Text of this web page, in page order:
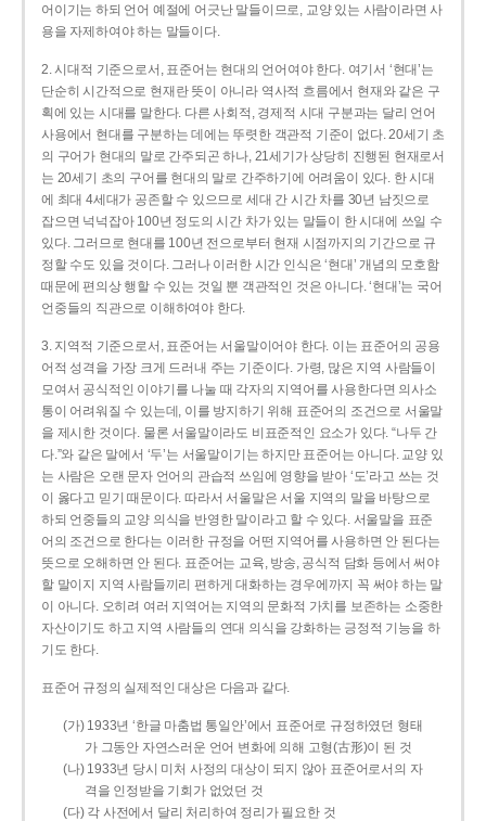
어이기는 하되 언어 예절에 어긋난 말들이므로, 교양 있는 사람이라면 사
용을 자제하여야 하는 말들이다.
2. 시대적 기준으로서, 표준어는 현대의 언어여야 한다. 여기서 ‘현대’는
단순히 시간적으로 현재란 뜻이 아니라 역사적 흐름에서 현재와 같은 구
획에 있는 시대를 말한다. 다른 사회적, 경제적 시대 구분과는 달리 언어
사용에서 현대를 구분하는 데에는 뚜렷한 객관적 기준이 없다. 20세기 초
의 구어가 현대의 말로 간주되곤 하나, 21세기가 상당히 진행된 현재로서
는 20세기 초의 구어를 현대의 말로 간주하기에 어려움이 있다. 한 시대
에 최대 4세대가 공존할 수 있으므로 세대 간 시간 차를 30년 남짓으로
잡으면 넉넉잡아 100년 정도의 시간 차가 있는 말들이 한 시대에 쓰일 수
있다. 그러므로 현대를 100년 전으로부터 현재 시점까지의 기간으로 규
정할 수도 있을 것이다. 그러나 이러한 시간 인식은 ‘현대’ 개념의 모호함
때문에 편의상 행할 수 있는 것일 뿐 객관적인 것은 아니다. ‘현대’는 국어
언중들의 직관으로 이해하여야 한다.
3. 지역적 기준으로서, 표준어는 서울말이어야 한다. 이는 표준어의 공용
어적 성격을 가장 크게 드러내 주는 기준이다. 가령, 많은 지역 사람들이
모여서 공식적인 이야기를 나눌 때 각자의 지역어를 사용한다면 의사소
통이 어려워질 수 있는데, 이를 방지하기 위해 표준어의 조건으로 서울말
을 제시한 것이다. 물론 서울말이라도 비표준적인 요소가 있다. “나두 간
다.”와 같은 말에서 ‘두’는 서울말이기는 하지만 표준어는 아니다. 교양 있
는 사람은 오랜 문자 언어의 관습적 쓰임에 영향을 받아 ‘도’라고 쓰는 것
이 옳다고 믿기 때문이다. 따라서 서울말은 서울 지역의 말을 바탕으로
하되 언중들의 교양 의식을 반영한 말이라고 할 수 있다. 서울말을 표준
어의 조건으로 한다는 이러한 규정을 어떤 지역어를 사용하면 안 된다는
뜻으로 오해하면 안 된다. 표준어는 교육, 방송, 공식적 담화 등에서 써야
할 말이지 지역 사람들끼리 편하게 대화하는 경우에까지 꼭 써야 하는 말
이 아니다. 오히려 여러 지역어는 지역의 문화적 가치를 보존하는 소중한
자산이기도 하고 지역 사람들의 연대 의식을 강화하는 긍정적 기능을 하
기도 한다.
표준어 규정의 실제적인 대상은 다음과 같다.
(가) 1933년 ‘한글 마춤법 통일안’에서 표준어로 규정하였던 형태
가 그동안 자연스러운 언어 변화에 의해 고형(古形)이 된 것
(나) 1933년 당시 미처 사정의 대상이 되지 않아 표준어로서의 자
격을 인정받을 기회가 없었던 것
(다) 각 사전에서 달리 처리하여 정리가 필요한 것